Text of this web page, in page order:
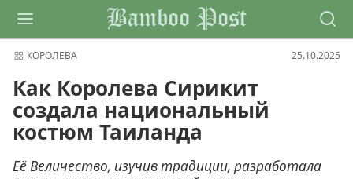
Bamboo Post
КОРОЛЕВА 25.10.2025
Как Королева Сирикит
создала национальный
костюм Таиланда
Её Величество, изучив традиции, разработала